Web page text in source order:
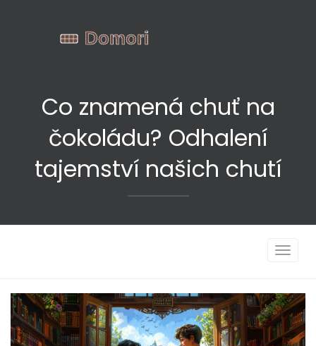
Co znamená chuť na
čokoládu? Odhalení
tajemství našich chutí